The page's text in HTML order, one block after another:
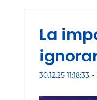
La
30.12.25 11:18:33 -